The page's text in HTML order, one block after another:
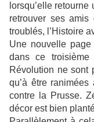
lorsqu’elle
retrouver ses
troublés, l’Histoire
Une nouvelle
dans ce
Révolution ne sont
qu’à être
contre la Prusse.
décor est bien